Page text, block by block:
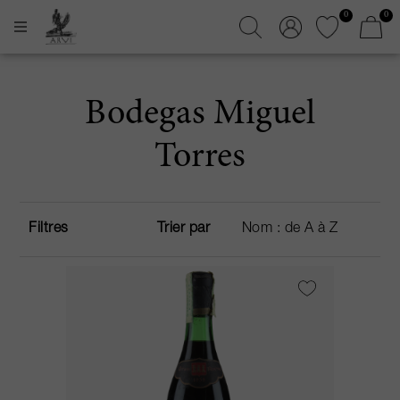
0 0
Bodegas Miguel
Torres
Filtres Trier par